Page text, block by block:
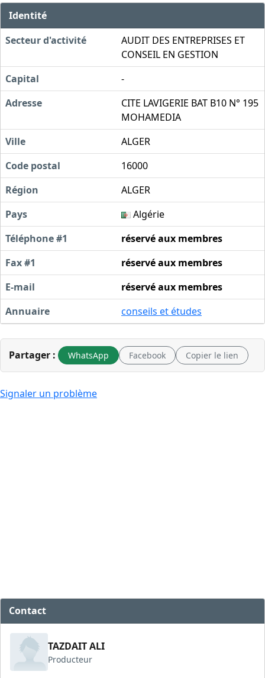
Identité
Secteur d'activité
AUDIT DES ENTREPRISES ET
CONSEIL EN GESTION
Capital
-
Adresse
CITE LAVIGERIE BAT B10 N° 195
MOHAMEDIA
Ville
ALGER
Code postal
16000
Région
ALGER
Pays
Algérie
Téléphone #1
réservé aux membres
Fax #1
réservé aux membres
E-mail
réservé aux membres
Annuaire
conseils et études
Partager : WhatsApp Facebook Copier le lien
Signaler un problème
Contact
TAZDAIT ALI
Producteur